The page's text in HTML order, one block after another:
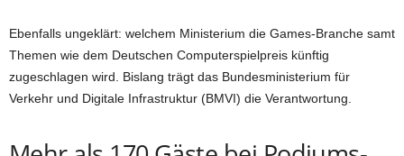
Ebenfalls ungeklärt: welchem Ministerium die Games-Branche samt
Themen wie dem Deutschen Computerspielpreis künftig
zugeschlagen wird. Bislang trägt das Bundesministerium für
Verkehr und Digitale Infrastruktur (BMVI) die Verantwortung.